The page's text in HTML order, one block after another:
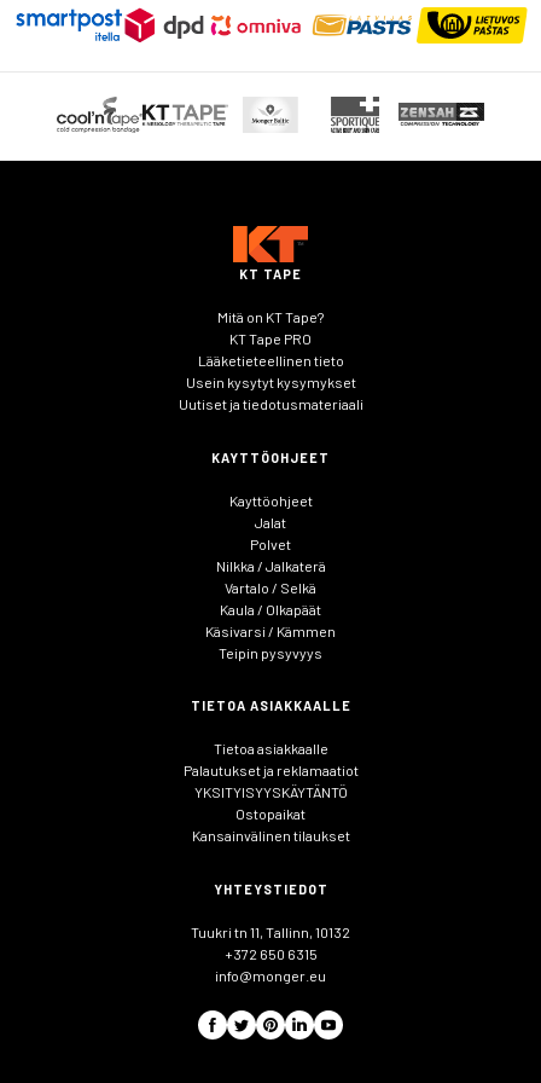
KT TAPE
Mitä on KT Tape?
KT Tape PRO
Lääketieteellinen tieto
Usein kysytyt kysymykset
Uutiset ja tiedotusmateriaali
KAYTTÖOHJEET
Kayttöohjeet
Jalat
Polvet
Nilkka / Jalkaterä
Vartalo / Selkä
Kaula / Olkapäät
Käsivarsi / Kämmen
Teipin pysyvyys
TIETOA ASIAKKAALLE
Tietoa asiakkaalle
Palautukset ja reklamaatiot
YKSITYISYYSKÄYTÄNTÖ
Ostopaikat
Kansainvälinen tilaukset
YHTEYSTIEDOT
Tuukri tn 11, Tallinn, 10132
+372 650 6315
info@monger.eu